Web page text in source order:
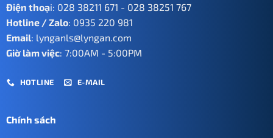
Điện thoại: 028 38211 671 - 028 38251 767
Hotline / Zalo: 0935 220 981
Email: lynganls@lyngan.com
Giờ làm việc: 7:00AM - 5:00PM
HOTLINE E-MAIL
Chính sách